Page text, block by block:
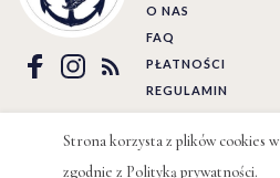
O NAS
FAQ
PŁATNOŚCI
REGULAMIN
POLITYKA
Strona korzysta z plików cookies
zgodnie z Polityką prywatności.